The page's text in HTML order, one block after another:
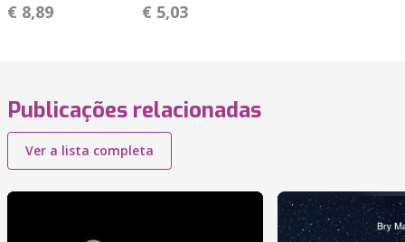
€ 8,89 € 5,03
Publicações relacionadas
Ver a lista completa